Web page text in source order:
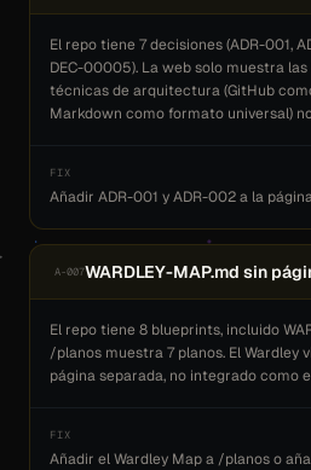
El repo tiene 7 decisiones (ADR-001,
DEC-00005). La web solo muestra las
técnicas de arquitectura (GitHub
Markdown como formato universal)
FIX
Añadir ADR-001 y ADR-002 a la
A-007WARDLEY-MAP.md sin
El repo tiene 8 blueprints, incluido
/planos muestra 7 planos. El Wardley
página separada, no integrado como
FIX
Añadir el Wardley Map a /planos o